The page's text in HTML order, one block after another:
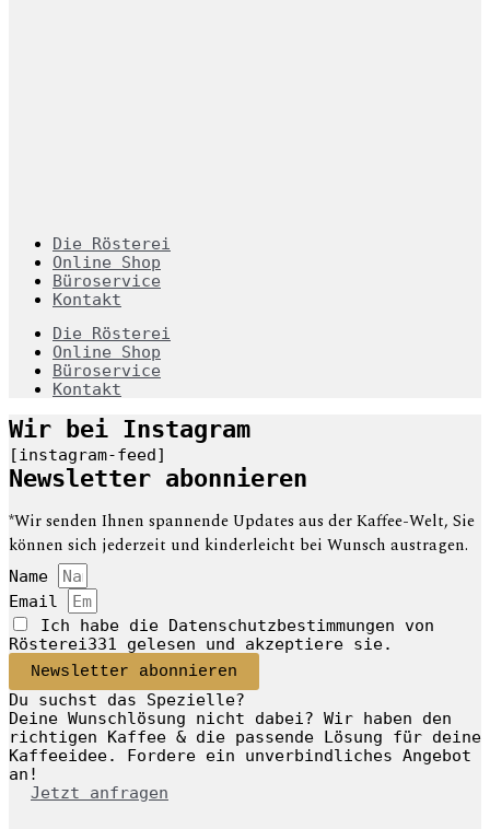
Die Rösterei
Online Shop
Büroservice
Kontakt
Die Rösterei
Online Shop
Büroservice
Kontakt
Wir bei Instagram
[instagram-feed]
Newsletter abonnieren
*Wir senden Ihnen spannende Updates aus der Kaffee-Welt, Sie
können sich jederzeit und kinderleicht bei Wunsch austragen.
Name
Email
Ich habe die Datenschutzbestimmungen von
Rösterei331 gelesen und akzeptiere sie.
Newsletter abonnieren
Du suchst das Spezielle?
Deine Wunschlösung nicht dabei? Wir haben den
richtigen Kaffee & die passende Lösung für deine
Kaffeeidee. Fordere ein unverbindliches Angebot
an!
Jetzt anfragen